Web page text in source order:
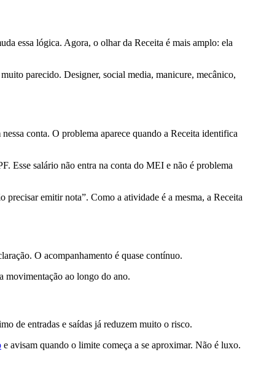
essa lógica. Agora, o olhar da Receita é mais amplo: ela
parecido. Designer, social media, manicure, mecânico,
nessa conta. O problema aparece quando a Receita identifica
Esse salário não entra na conta do MEI e não é problema
emitir nota”. Como a atividade é a mesma, a Receita
O acompanhamento é quase contínuo.
movimentação ao longo do ano.
de entradas e saídas já reduzem muito o risco.
e avisam quando o limite começa a se aproximar. Não é luxo.